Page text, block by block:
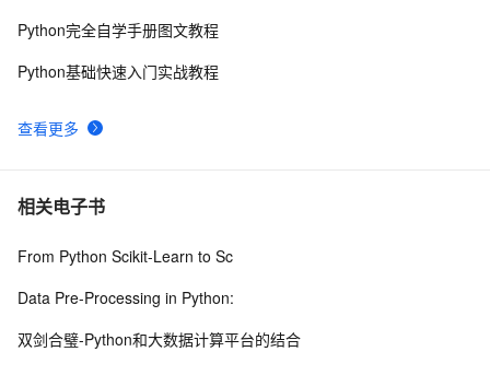
查看更多
Python完全自学手册图文教程
Python基础快速入门实战教程
相关电子书
From Python Scikit-Learn to Sc
Data Pre-Processing in Python:
双剑合璧-Python和大数据计算平台的结合